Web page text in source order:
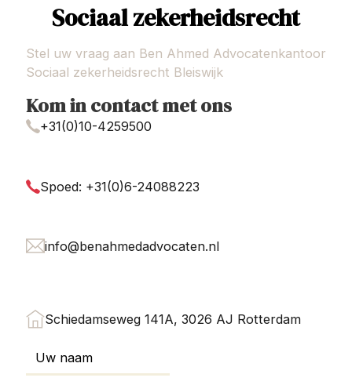
Sociaal zekerheidsrecht
Stel uw vraag aan Ben Ahmed Advocatenkantoor
Sociaal zekerheidsrecht Bleiswijk
Kom in contact met ons
+31(0)10-4259500
Spoed: +31(0)6-24088223
info@benahmedadvocaten.nl
Schiedamseweg 141A, 3026 AJ Rotterdam